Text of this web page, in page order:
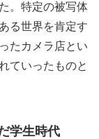
。特定の被写体
る世界を肯定す
たカメラ店とい
ていったものと
学生時代